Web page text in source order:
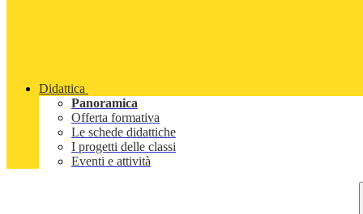
Didattica
Panoramica
Offerta formativa
Le schede didattiche
I progetti delle classi
Eventi e attività